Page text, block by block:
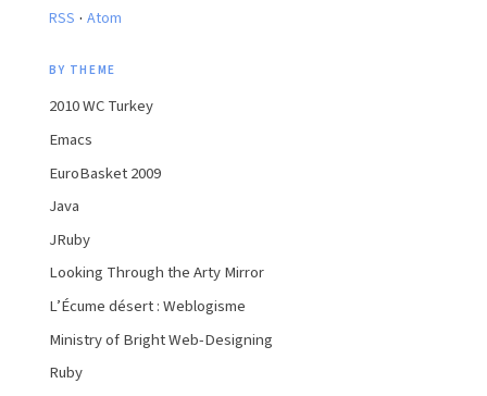
RSS · Atom
BY THEME
2010 WC Turkey
Emacs
EuroBasket 2009
Java
JRuby
Looking Through the Arty Mirror
L’Écume désert : Weblogisme
Ministry of Bright Web-Designing
Ruby